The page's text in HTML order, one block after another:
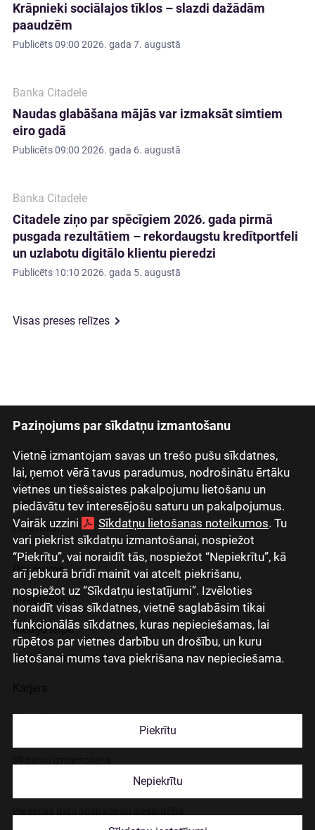
Paziņojums par sīkdatņu izmantošanu
Vietnē izmantojam savas un trešo pušu sīkdatnes,
lai, ņemot vērā tavus paradumus, nodrošinātu ērtāku
vietnes un tiešsaistes pakalpojumu lietošanu un
piedāvātu tev interesējošu saturu un pakalpojumus.
Vairāk uzzini
Sīkdatņu lietošanas noteikumos. Tu
vari piekrist sīkdatņu izmantošanai, nospiežot
“Piekrītu”, vai noraidīt tās, nospiežot “Nepiekrītu”, kā
arī jebkurā brīdī mainīt vai atcelt piekrišanu,
nospiežot uz “Sīkdatņu iestatījumi”. Izvēloties
noraidīt visas sīkdatnes, vietnē saglabāsim tikai
funkcionālās sīkdatnes, kuras nepieciešamas, lai
rūpētos par vietnes darbību un drošību, un kuru
lietošanai mums tava piekrišana nav nepieciešama.
Piekrītu
Nepiekrītu
Krāpnieki sociālajos tīklos – slazdi dažādām
paaudzēm
Publicēts09:00 2026. gada 7. augustā
Banka Citadele
Naudas glabāšana mājās var izmaksāt simtiem
eiro gadā
Publicēts09:00 2026. gada 6. augustā
Banka Citadele
Citadele ziņo par spēcīgiem 2026. gada pirmā
pusgada rezultātiem – rekordaugstu kredītportfeli
un uzlabotu digitālo klientu pieredzi
Publicēts 10:10 2026. gada 5. augustā
Visas preses relīzes
Latviski
Русский
English
Eesti
Lietuviškai
Par mums
Investoriem
Mediju telpa
Grupas uzņēmumi
Kontakti